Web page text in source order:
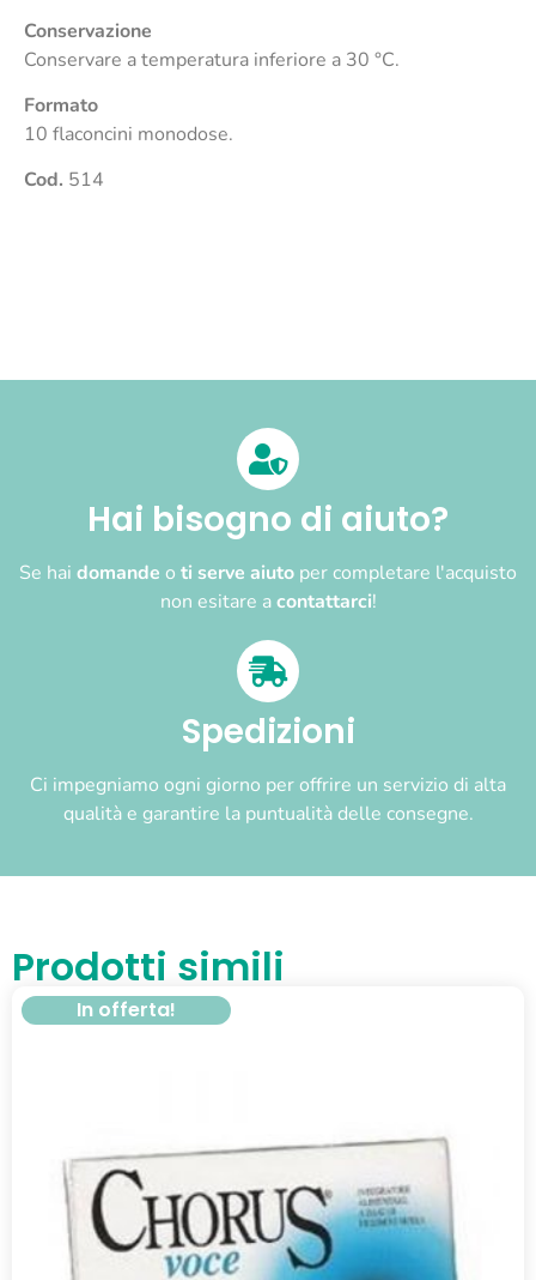
Conservazione
Conservare a temperatura inferiore a 30 °C.
Formato
10 flaconcini monodose.
Cod. 514
Hai bisogno di aiuto?
Se hai domande o ti serve aiuto per completare l'acquisto
non esitare acontattarci!
Spedizioni
Ci impegniamo ogni giorno per offrire un servizio di alta
qualità e garantire la puntualità delle consegne.
Prodotti simili
In offerta!